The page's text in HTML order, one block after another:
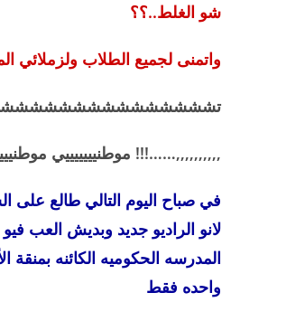
شو الغلط..؟؟
واتمنى لجميع الطلاب ولزملائي
تششششششششششششششششش
,,,,,,,,,,……!!! موطنيييييييي
في صباح اليوم التالي طالع على
لانو الراديو جديد وبديش
واحده فقط